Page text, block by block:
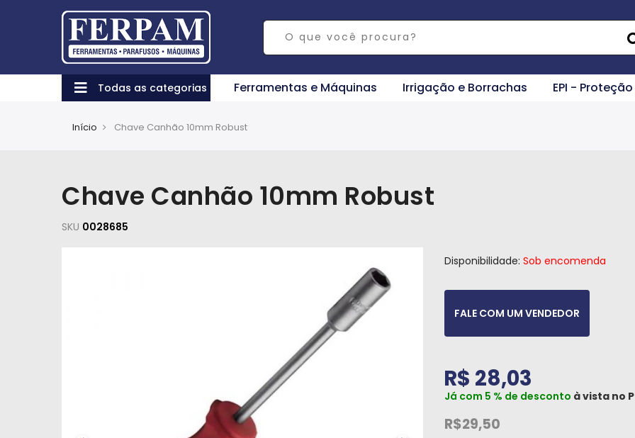
Todas as categorias Ferramentas e Máquinas Irrigação e Borrachas EPI -
Início Chave Canhão 10mm Robust
Chave Canhão 10mm Robust
SKU 0028685
Disponibilidade: Sob encomenda
FALE COM UM VENDEDOR
R$ 28,03
Já com 5 % de desconto à vista no
R$29,50